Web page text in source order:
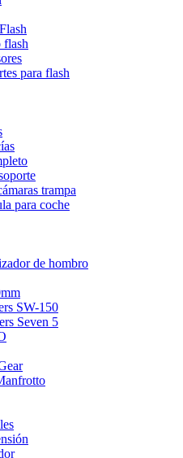
flash
para flash
trampa
para coche
de hombro
SW-150
Seven 5